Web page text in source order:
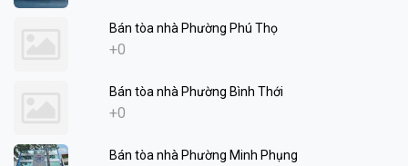
Bán tòa nhà Phường Phú Thọ
+0
Bán tòa nhà Phường Bình Thới
+0
Bán tòa nhà Phường Minh Phụng